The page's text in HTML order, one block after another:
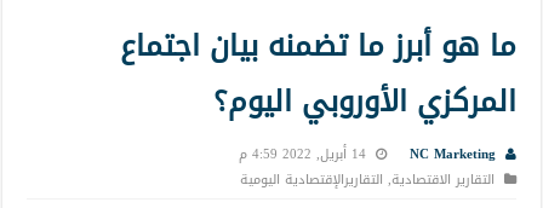
ما هو أبرز ما تضمنه بيان اجتماع
المركزي الأوروبي اليوم؟
NC Marketing
14 أبريل, 2022 4:59 م
التقارير الاقتصادية, التقاريرالإقتصادية اليومية